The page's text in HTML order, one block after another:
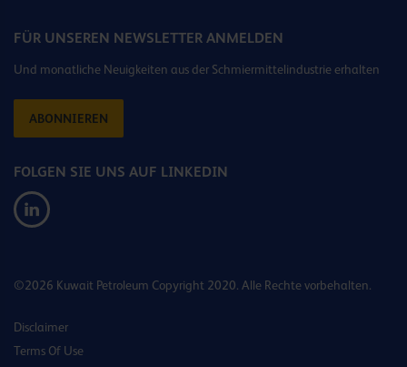
FÜR UNSEREN NEWSLETTER ANMELDEN
Und monatliche Neuigkeiten aus der Schmiermittelindustrie erhalten
ABONNIEREN
FOLGEN SIE UNS AUF LINKEDIN
©2026 Kuwait Petroleum Copyright 2020. Alle Rechte vorbehalten.
Disclaimer
Terms Of Use